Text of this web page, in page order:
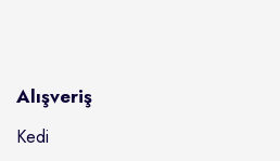
Alışveriş
Kedi